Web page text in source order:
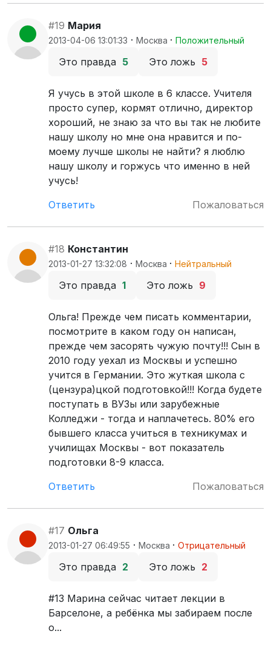
#19 Мария
2013-04-06 13:01:33 · Москва · Положительный
Это правда 5 Это ложь 5
Я учусь в этой школе в 6 классе. Учителя
просто супер, кормят отлично, директор
хороший, не знаю за что вы так не любите
нашу школу но мне она нравится и по-
моему лучше школы не найти? я люблю
нашу школу и горжусь что именно в ней
учусь!
Ответить
Пожаловаться
#18 Константин
2013-01-27 13:32:08 · Москва · Нейтральный
Это правда 1 Это ложь 9
Ольга! Прежде чем писать комментарии,
посмотрите в каком году он написан,
прежде чем засорять чужую почту!!! Сын в
2010 году уехал из Москвы и успешно
учится в Германии. Это жуткая школа с
(цензура)цкой подготовкой!!! Когда будете
поступать в ВУЗы или зарубежные
Колледжи - тогда и наплачетесь. 80% его
бывшего класса учиться в техникумах и
училищах Москвы - вот показатель
подготовки 8-9 класса.
Ответить
Пожаловаться
#17 Ольга
2013-01-27 06:49:55 · Москва · Отрицательный
Это правда 2 Это ложь 2
#13 Марина сейчас читает лекции в
Барселоне, а ребёнка мы забираем после
о...